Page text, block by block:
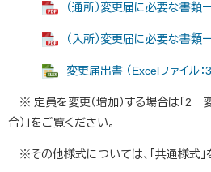
（通所）変更届に必要な書類
（入所）変更届に必要な書類
変更届出書 （Excelファイル：
※ 定員を変更（増加）する場合は「2
合）」をご覧ください。
※その他様式については、「共通様式」